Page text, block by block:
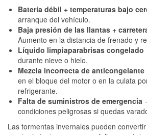
Batería débil + temperaturas bajo
arranque del vehículo.
Baja presión de las llantas +
Aumento en la distancia de frenado y
Líquido limpiaparabrisas congelado
durante nieve o hielo.
Mezcla incorrecta de anticongelante
en el bloque del motor o en la culata
refrigerante.
Falta de suministros de emergencia
condiciones peligrosas si quedas
Las tormentas invernales pueden